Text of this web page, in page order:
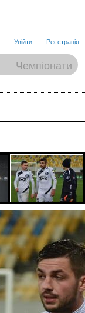
Увійти Реєстрація